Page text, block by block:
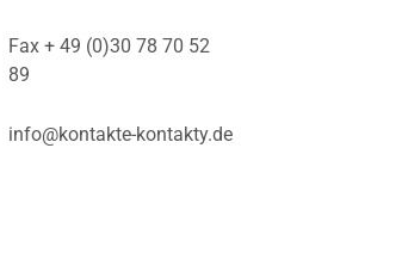
Fax + 49 (0)30 78 70 52
89
info@kontakte-kontakty.de